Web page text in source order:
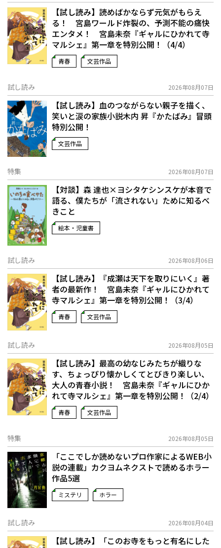
【試し読み】読めばかならず元気がもらえ
る！ 宮島ワールド炸裂の、予測不能の痛快
エンタメ！ 宮島未奈『ギャルにひかれて寺
マルシェ』第一章を特別公開！（4/4）
青春 文芸作品
試し読み 2026年08月07日
【試し読み】血のつながらない親子を描く、
笑いと涙の家族小説――木内 昇『かたばみ』冒頭
特別公開！
文芸作品
特集 2026年08月07日
【対談】森 達也×ヨシタケシンスケが本音で
語る、僕たちが「流されない」ために知るべ
きこと
絵本・児童書
試し読み 2026年08月06日
【試し読み】『成瀬は天下を取りにいく』著
者の最新作！ 宮島未奈『ギャルにひかれて
寺マルシェ』第一章を特別公開！（3/4）
青春 文芸作品
試し読み 2026年08月05日
【試し読み】最高の幼なじみたちが織りな
す、ちょっぴり懐かしくてとびきり楽しい、
大人の青春小説！ 宮島未奈『ギャルにひか
れて寺マルシェ』第一章を特別公開！（2/4）
青春 文芸作品
特集 2026年08月05日
「ここでしか読めないプロ作家によるWEB小
説の連載」――カクヨムネクストで読めるホラー
作品5選
ミステリ ホラー
試し読み 2026年08月04日
【試し読み】「このお寺をもっと有名にした